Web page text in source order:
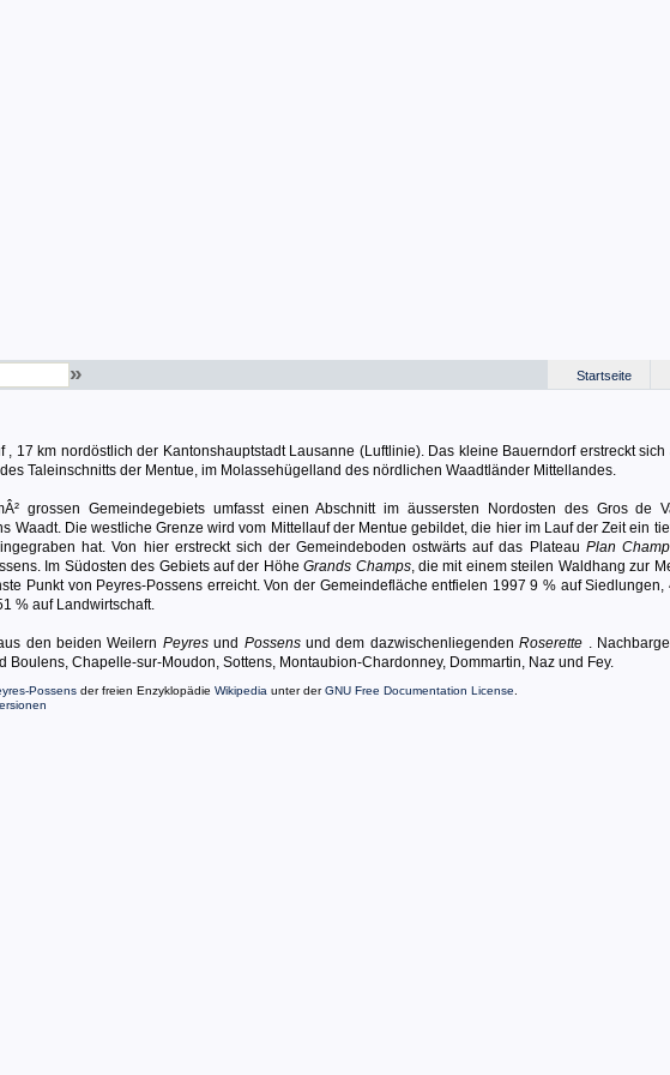
» Startseite
, 17 km nordöstlich der Kantonshauptstadt Lausanne (Luftlinie). Das kleine Bauerndorf erstreckt sich
Taleinschnitts der Mentue, im Molassehügelland des nördlichen Waadtländer Mittellandes.
grossen Gemeindegebiets umfasst einen Abschnitt im äussersten Nordosten des Gros de
Waadt. Die westliche Grenze wird vom Mittellauf der Mentue gebildet, die hier im Lauf der Zeit ein
hat. Von hier erstreckt sich der Gemeindeboden ostwärts auf das Plateau Plan Champ
Im Südosten des Gebiets auf der HöheGrands Champs, die mit einem steilen Waldhang zur
Punkt von Peyres-Possens erreicht. Von der Gemeindefläche entfielen 1997 9 % auf Siedlungen,
% auf Landwirtschaft.
den beiden Weilern Peyresund Possensund dem dazwischenliegendenRoserette .
Boulens, Chapelle-sur-Moudon, Sottens, Montaubion-Chardonney, Dommartin, Naz und Fey.
Possens der freien Enzyklopädie Wikipedia unter derGNU Free Documentation License